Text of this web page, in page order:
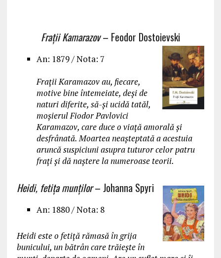
Frații Kamarazov– Feodor Dostoievski
An: 1879 / Nota: 7
Frații Karamazov au, fiecare,
motive bine întemeiate, deși de
naturi diferite, să-și ucidă tatăl,
moșierul Fiodor Pavlovici
Karamazov, care duce o viață amorală și
desfrânată. Moartea neașteptată a acestuia
aruncă suspiciuni asupra tuturor celor patru
frați și dă naștere la numeroase teorii.
Heidi, fetița munților– Johanna Spyri
An: 1880 / Nota: 8
Heidi este o fetiţă rămasă în grija
bunicului, un bătrân care trăieşte în